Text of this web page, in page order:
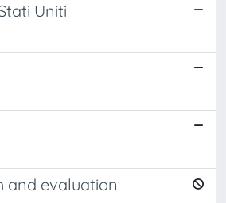
Uniti
and evaluation